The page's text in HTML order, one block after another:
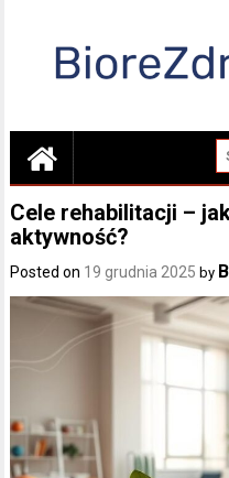
Cele rehabilitacji –
aktywność?
Posted on 19 grudnia 2025 by